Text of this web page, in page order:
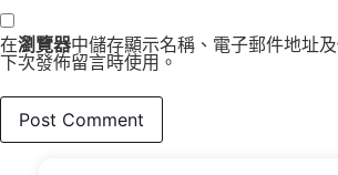
在瀏覽器中儲存顯示名稱、電子郵件地址
下次發佈留言時使用。